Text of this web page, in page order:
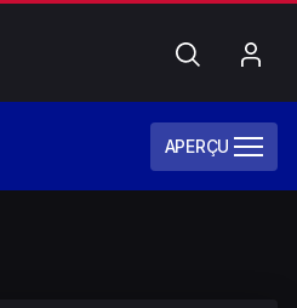
Chercher
APERÇU